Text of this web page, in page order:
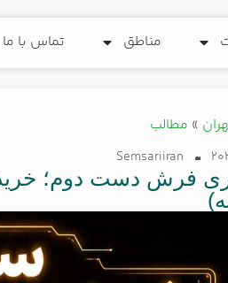
مناطق تماس با ما
» مطالب
Semsariiran
فرش دست دوم؛